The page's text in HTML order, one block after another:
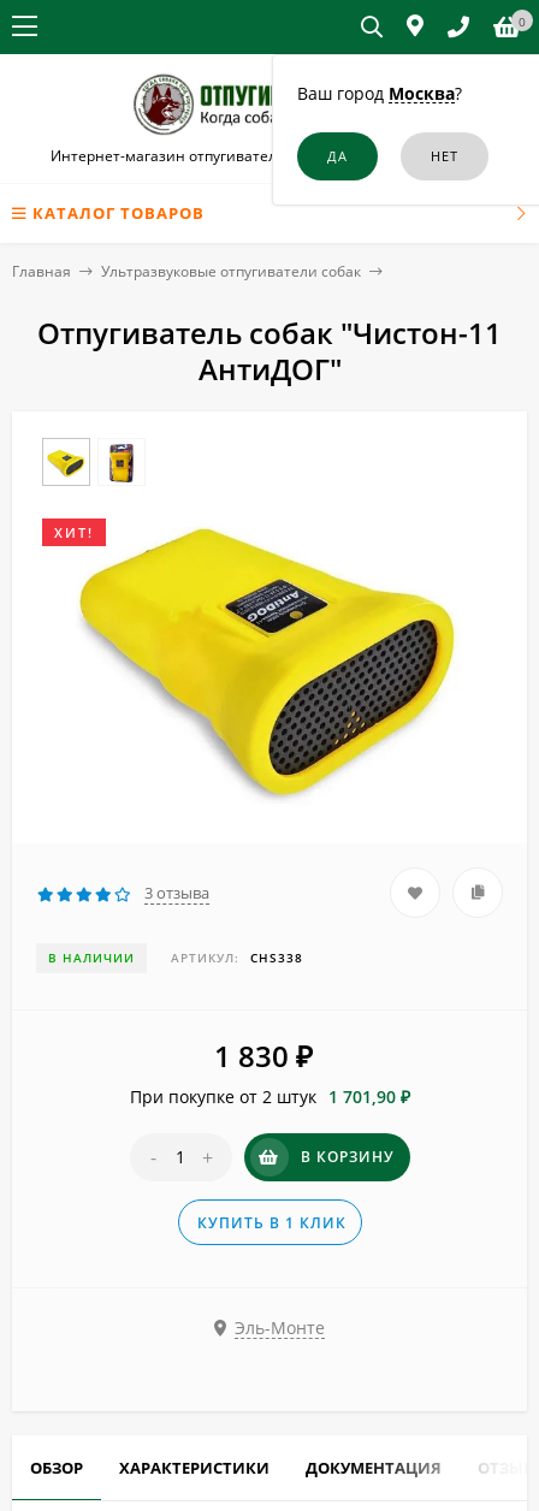
Ваш город Москва?
0
Интернет-магазин отпугивателей собак и кошек в Нерюнгри
КАТАЛОГ ТОВАРОВ
Главная Ультразвуковые отпугиватели собак
Отпугиватель собак "Чистон-11
АнтиДОГ"
ХИТ!
3 отзыва
В НАЛИЧИИ АРТИКУЛ: CHS338
1 830 ₽
При покупке от 2 штук 1 701,90 ₽
- + В КОРЗИНУ
КУПИТЬ В 1 КЛИК
Эль-Монте
ОБЗОР ХАРАКТЕРИСТИКИ ДОКУМЕНТАЦИЯ